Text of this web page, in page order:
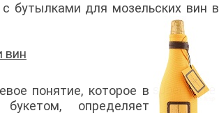
с бутылками для мозельских вин в
вин
понятие, которое в
определяет